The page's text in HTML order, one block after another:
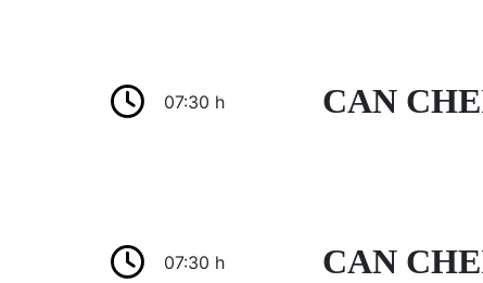
07:30 h CAN
07:30 h CAN